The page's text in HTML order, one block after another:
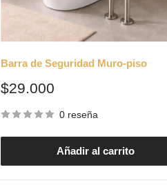
Barra de Seguridad Muro-piso
Precio
venta
$29.000
0 reseña
Añadir al carrito